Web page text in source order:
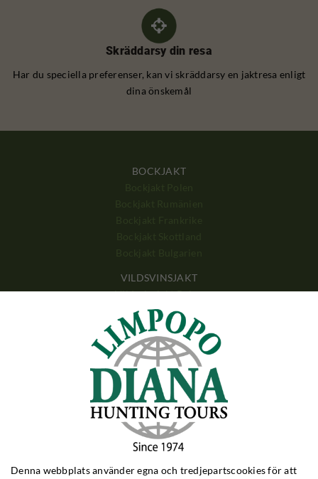
Skräddarsy din resa
Har du speciella preferenser, kan vi skräddarsy en jaktresa enligt
dina önskemål
BOCKJAKT
VILDSVINSJAKT
Vildsvinsjakt Polen
Vildsvinsjakt Ungern
Vildsvinsjakt Kroatien
Vildsvinsjakt Turkiet
DREVJAKT
Drevjakt Polen
Drevjakt Ungern
Drevjakt Rumänien
BIG GAME
Big Game Zimbabwe
Denna webbplats använder egna och tredjepartscookies för att